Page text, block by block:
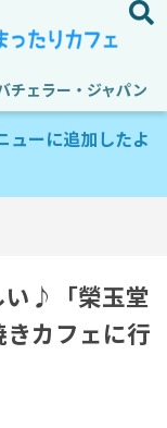
チェラー・ジャパン
ューに追加したよ
い♪「榮玉堂
カフェに行